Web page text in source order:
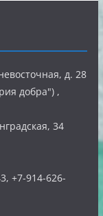
д. 28
добра") ,
34
+7-914-626-